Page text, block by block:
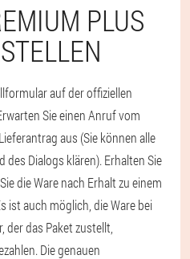
PLUS
auf der offiziellen
Sie einen Anruf vom
aus (Sie können alle
des Dialogs klären). Erhalten Sie
die Ware nach Erhalt zu einem
ist auch möglich, die Ware bei
der das Paket zustellt,
Die genauen